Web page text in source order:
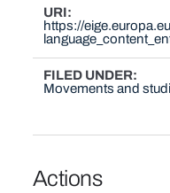
URI
https://
FILED UNDER
Movements and
Actions